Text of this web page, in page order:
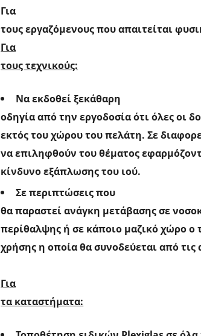
Για
τους εργαζόμενους που απαιτείται
Για
τους τεχνικούς:
Να εκδοθεί ξεκάθαρη
οδηγία από την εργοδοσία ότι όλες οι
εκτός του χώρου του πελάτη. Σε
να επιληφθούν του θέματος
κίνδυνο εξάπλωσης του ιού.
Σε περιπτώσεις που
θα παραστεί ανάγκη μετάβασης σε
περίθαλψης ή σε κάποιο μαζικό χώρο ο
χρήσης η οποία θα συνοδεύεται από τις
Για
τα καταστήματα: